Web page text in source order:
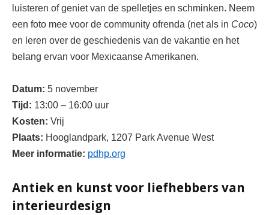
luisteren of geniet van de spelletjes en schminken. Neem
een ​​foto mee voor de community ofrenda (net als in Coco)
en leren over de geschiedenis van de vakantie en het
belang ervan voor Mexicaanse Amerikanen.
Datum: 5 november
Tijd: 13:00 – 16:00 uur
Kosten: Vrij
Plaats: Hooglandpark, 1207 Park Avenue West
Meer informatie: pdhp.org
Antiek en kunst voor liefhebbers van
interieurdesign